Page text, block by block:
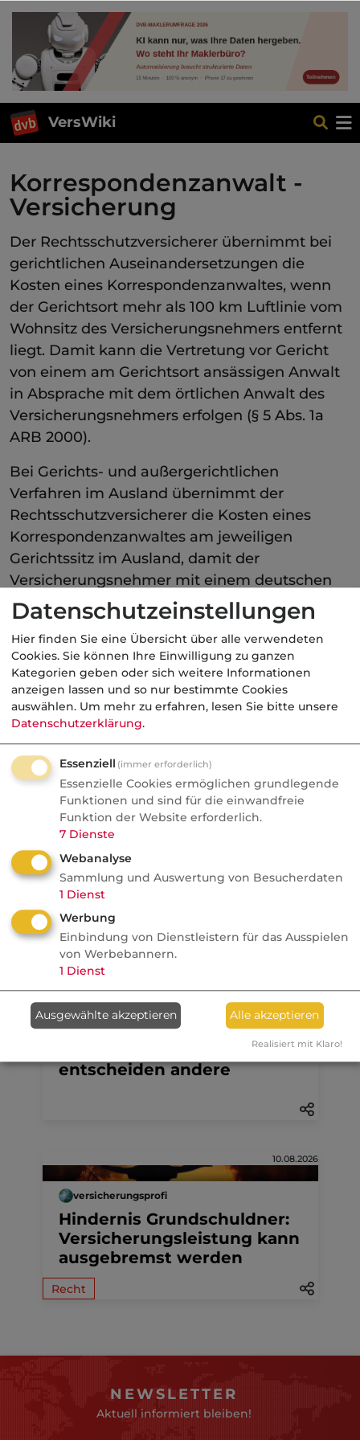
VersWiki
Korrespondenzanwalt -
Versicherung
Der Rechtsschutzversicherer übernimmt bei
gerichtlichen Auseinandersetzungen die
Kosten eines Korrespondenzanwaltes, wenn
der Gerichtsort mehr als 100 km Luftlinie vom
Wohnsitz des Versicherungsnehmers entfernt
liegt. Damit kann die Vertretung vor Gericht
von einem am Gerichtsort ansässigen Anwalt
in Absprache mit dem örtlichen Anwalt des
Versicherungsnehmers erfolgen (§ 5 Abs. 1a
ARB 2000).
Bei Gerichts- und außergerichtlichen
Verfahren im Ausland übernimmt der
Rechtsschutzversicherer die Kosten eines
Korrespondenzanwaltes am jeweiligen
Gerichtssitz im Ausland, damit der
Versicherungsnehmer mit einem deutschen
Anwalt in seiner Muttersprache verhandeln
kann (§ 5 Abs. 1b ARB 2000).
Kategorie: Rechtsschutz
AktuelleNachrichten
10.08.2026
fundresearch
Wenn der Hebel
zurückschlägt: Was
Anlageberater aus dem
Seoul-Crash lernen können
alternative Investments
Anzeige 10.08.2026
dvb
Wenn Makler schweigen,
entscheiden andere
10.08.2026
versicherungsprofi
Hindernis Grundschuldner:
Versicherungsleistung kann
ausgebremst werden
Recht
NEWSLETTER
Aktuell informiert bleiben!
Datenschutzeinstellungen
Hier finden Sie eine Übersicht über alle verwendeten
Cookies. Sie können Ihre Einwilligung zu ganzen
Kategorien geben oder sich weitere Informationen
anzeigen lassen und so nur bestimmte Cookies
auswählen. Um mehr zu erfahren, lesen Sie bitte unsere
Datenschutzerklärung.
Essenziell (immer erforderlich)
Essenzielle Cookies ermöglichen grundlegende
Funktionen und sind für die einwandfreie
Funktion der Website erforderlich.
7 Dienste
Webanalyse
Sammlung und Auswertung von Besucherdaten
1 Dienst
Werbung
Einbindung von Dienstleistern für das Ausspielen
von Werbebannern.
1 Dienst
Ausgewählte akzeptieren Alle akzeptieren
Realisiert mit Klaro!